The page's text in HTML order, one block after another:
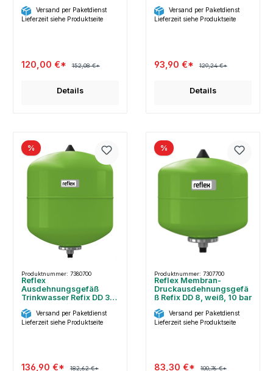
Versand per Paketdienst
Lieferzeit siehe Produktseite
120,00 €* 152,08 €*
Details
Versand per Paketdienst
Lieferzeit siehe Produktseite
93,90 €* 129,24 €*
Details
%
Produktnummer: 7380700
Reflex
Ausdehnungsgefäß
Trinkwasser Refix DD 33
Versand per Paketdienst
Lieferzeit siehe Produktseite
136,90 €* 182,62 €*
%
Produktnummer: 7307700
Reflex Membran-
Druckausdehnungsgefä
ß Refix DD 8, weiß, 10 bar
Versand per Paketdienst
Lieferzeit siehe Produktseite
83,30 €* 100,76 €*